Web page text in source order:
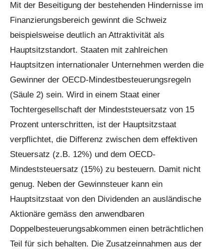
Mit der Beseitigung der bestehenden Hindernisse im
Finanzierungsbereich gewinnt die Schweiz
beispielsweise deutlich an Attraktivität als
Hauptsitzstandort. Staaten mit zahlreichen
Hauptsitzen internationaler Unternehmen werden die
Gewinner der OECD-Mindestbesteuerungsregeln
(Säule 2) sein. Wird in einem Staat einer
Tochtergesellschaft der Mindeststeuersatz von 15
Prozent unterschritten, ist der Hauptsitzstaat
verpflichtet, die Differenz zwischen dem effektiven
Steuersatz (z.B. 12%) und dem OECD-
Mindeststeuersatz (15%) zu besteuern. Damit nicht
genug. Neben der Gewinnsteuer kann ein
Hauptsitzstaat von den Dividenden an ausländische
Aktionäre gemäss den anwendbaren
Doppelbesteuerungsabkommen einen beträchtlichen
Teil für sich behalten. Die Zusatzeinnahmen aus der